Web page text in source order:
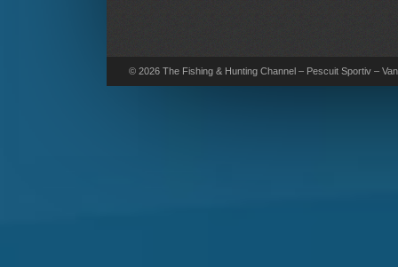
© 2026 The Fishing & Hunting Channel – Pescuit Sportiv –